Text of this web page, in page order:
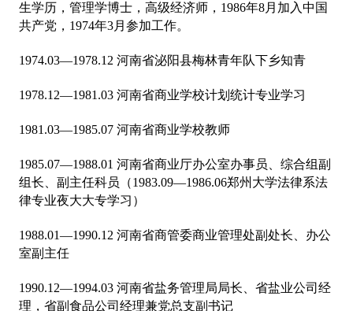
生学历，管理学博士，高级经济师，1986年8月加入中国
共产党，1974年3月参加工作。
1974.03—1978.12 河南省泌阳县梅林青年队下乡知青
1978.12—1981.03 河南省商业学校计划统计专业学习
1981.03—1985.07 河南省商业学校教师
1985.07—1988.01 河南省商业厅办公室办事员、综合组副
组长、副主任科员（1983.09—1986.06郑州大学法律系法
律专业夜大大专学习）
1988.01—1990.12 河南省商管委商业管理处副处长、办公
室副主任
1990.12—1994.03 河南省盐务管理局局长、省盐业公司经
理，省副食品公司经理兼党总支副书记